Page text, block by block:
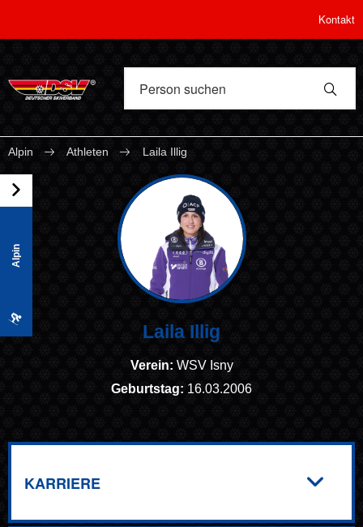
Kontakt
Alpin Athleten Laila Illig
Alpin
Laila Illig
Verein: WSV Isny
Geburtstag: 16.03.2006
KARRIERE